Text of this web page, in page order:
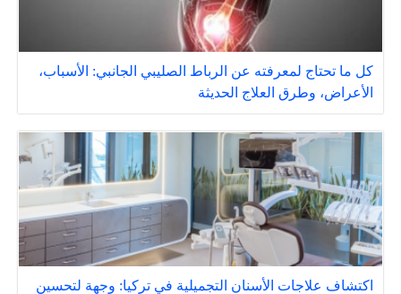
كل ما تحتاج لمعرفته عن الرباط الصليبي الجانبي: الأسباب،
الأعراض، وطرق العلاج الحديثة
اكتشاف علاجات الأسنان التجميلية في تركيا: وجهة لتحسين